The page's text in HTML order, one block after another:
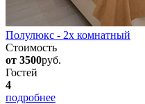
Полулюкс - 2х комнатный
Стоимость
от 3500руб.
Гостей
4
подробнее